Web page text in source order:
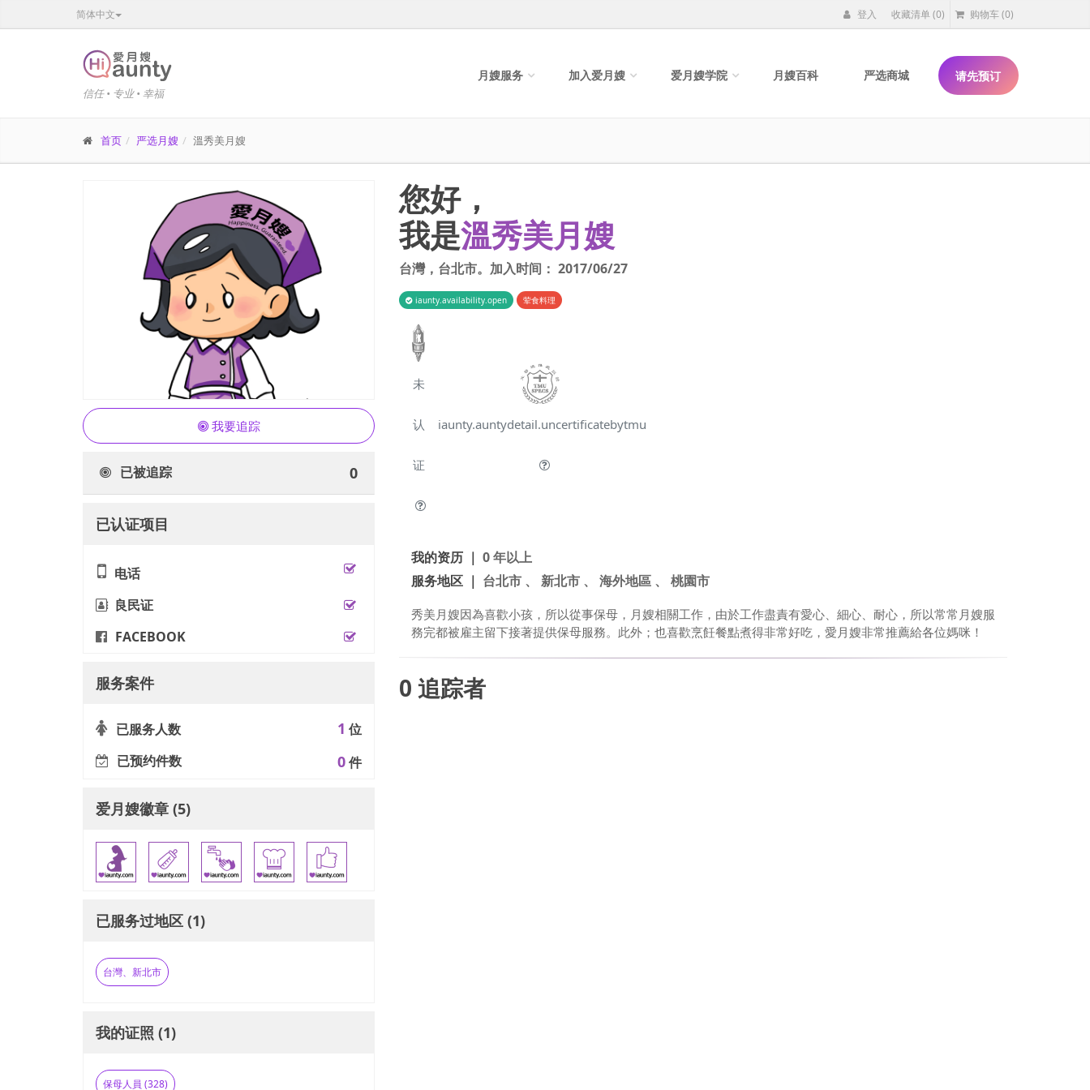
简体中文 登入 收藏清单(0) 购物车(0)
信任 • 专业 • 幸福
月嫂服务 加入爱月嫂 爱月嫂学院 月嫂百科 严选商城 请先预订
首页 严选月嫂 溫秀美月嫂
我要追踪
已被追踪 0
您好，
我是溫秀美月嫂
台灣， 台北市。加入时间： 2017/06/27
iaunty.availability.open 荤食料理
未
认
证
iaunty.auntydetail.uncertificatebytmu
我的资历 ｜ 0 年以上
服务地区 ｜ 台北市 、 新北市 、 海外地區 、 桃園市
秀美月嫂因為喜歡小孩，所以從事保母，月嫂相關工作，由於工作盡責有愛心、細心、耐心，所以常常月嫂服
務完都被雇主留下接著提供保母服務。此外；也喜歡烹飪餐點煮得非常好吃，愛月嫂非常推薦給各位媽咪！
0 追踪者
已认证项目
电话
良民证
FACEBOOK
服务案件
已服务人数 1 位
已预约件数
0件
爱月嫂徽章 (5)
已服务过地区 (1)
台灣、新北市
我的证照 (1)
保母人員 (328)